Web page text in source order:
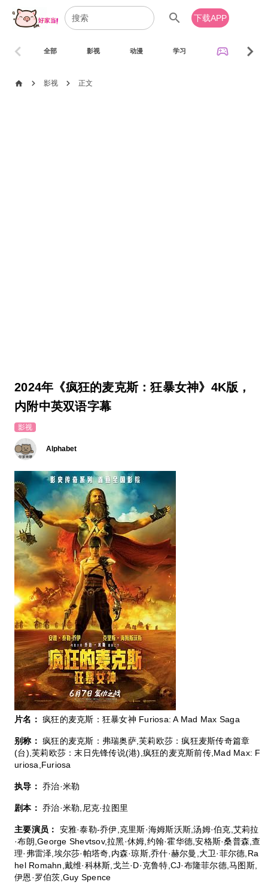
search 下载APP
全部 影视 动漫 学习 sports_esports
chevron_left chevron_right
home chevron_right 影视 chevron_right 正文
2024年《疯狂的麦克斯：狂暴女神》4K版，
内附中英双语字幕
影视
Alphabet
片名：疯狂的麦克斯：狂暴女神 Furiosa: A Mad Max Saga
别称：疯狂的麦克斯：弗瑞奥萨,芙莉欧莎：疯狂麦斯传奇篇章
(台),芙莉欧莎：末日先锋传说(港),疯狂的麦克斯前传,Mad Max: F
uriosa,Furiosa
执导：乔治·米勒
剧本：乔治·米勒,尼克·拉图里
主要演员： 安雅·泰勒-乔伊,克里斯·海姆斯沃斯,汤姆·伯克,艾莉拉
·布朗,George Shevtsov,拉黑·休姆,约翰·霍华德,安格斯·桑普森,查
理·弗雷泽,埃尔莎·帕塔奇,内森·琼斯,乔什·赫尔曼,大卫·菲尔德,Ra
hel Romahn,戴维·科林斯,戈兰·D·克鲁特,CJ·布隆菲尔德,马图斯,
伊恩·罗伯茨,Guy Spence